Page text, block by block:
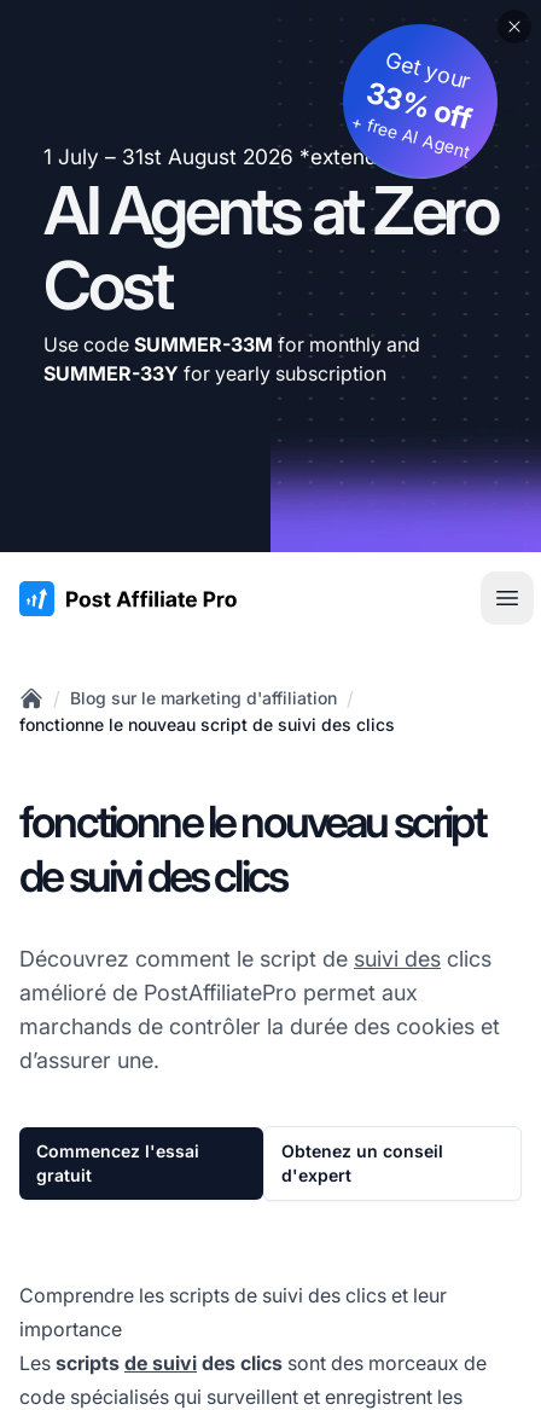
1 July – 31st August 2026 *extended
AI Agents at Zero
Cost
Get your
33% off
+ free AI Agent
Use code SUMMER-33M for monthly and
SUMMER-33Y for yearly subscription
:site.title
Home
/ Blog sur le marketing d'affiliation /
fonctionne le nouveau script de suivi des clics
fonctionne le nouveau script
de suivi des clics
Découvrez comment le script de suivi des clics
amélioré de PostAffiliatePro permet aux
marchands de contrôler la durée des cookies et
d’assurer une.
Commencez l'essai
gratuit
Obtenez un conseil
d'expert
Comprendre les scripts de suivi des clics et leur
importance
Les scripts de suivi des clics sont des morceaux de
code spécialisés qui surveillent et enregistrent les